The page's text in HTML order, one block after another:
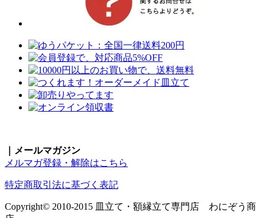
｜メールマガジン
メルマガ登録・解除はこちら
特定商取引法に基づく表記
Copyright© 2010-2015 皿立て・額縁立て専門店 わにぞう商